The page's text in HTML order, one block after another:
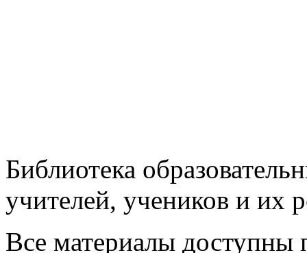
Библиотека
учителей, учеников и их
Все материалы доступны